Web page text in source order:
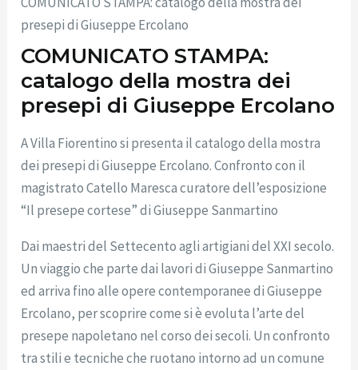
presepi di Giuseppe Ercolano
COMUNICATO STAMPA:
catalogo della mostra dei
presepi di Giuseppe Ercolano
A Villa Fiorentino si presenta il catalogo della mostra
dei presepi di Giuseppe Ercolano. Confronto con il
magistrato Catello Maresca curatore dell’esposizione
“Il presepe cortese” di Giuseppe Sanmartino
Dai maestri del Settecento agli artigiani del XXI secolo.
Un viaggio che parte dai lavori di Giuseppe Sanmartino
ed arriva fino alle opere contemporanee di Giuseppe
Ercolano, per scoprire come si è evoluta l’arte del
presepe napoletano nel corso dei secoli. Un confronto
tra stili e tecniche che ruotano intorno ad un comune